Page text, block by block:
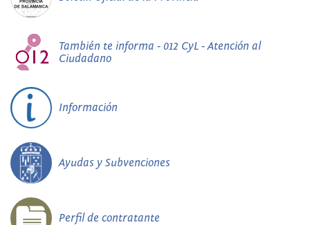
También te informa - 012 CyL - Atención al
Ciudadano
Información
Ayudas y Subvenciones
Perfil de contratante